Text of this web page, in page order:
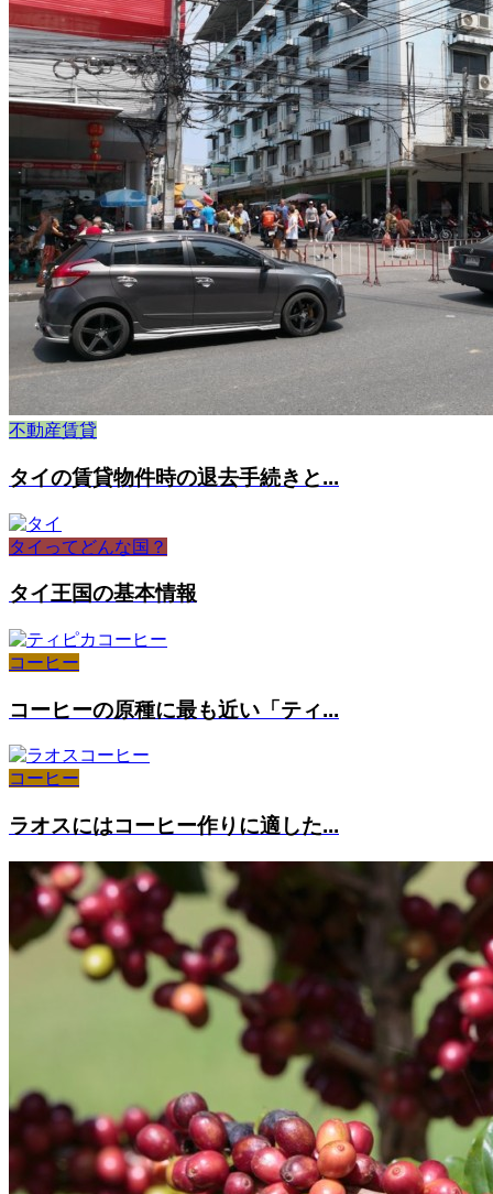
不動産賃貸
タイの賃貸物件時の退去手続きと...
タイってどんな国？
タイ王国の基本情報
コーヒー
コーヒーの原種に最も近い「ティ...
コーヒー
ラオスにはコーヒー作りに適した...